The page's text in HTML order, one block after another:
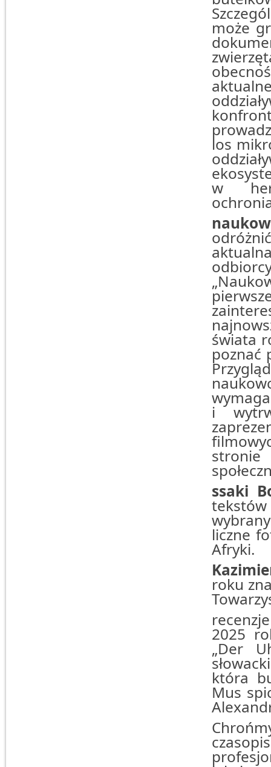
może
los
w
świata
poznać
i
ssaki
tekstów
liczne
Afryki.
roku
2025
„Der
która
Mus